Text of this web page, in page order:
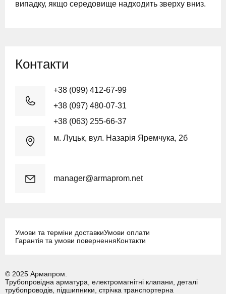
випадку, якщо середовище надходить зверху вниз.
Контакти
+38 (099) 412-67-99
+38 (097) 480-07-31
+38 (063) 255-66-37
м. Луцьк, вул. Назарія Яремчука, 2б
manager@armaprom.net
Умови та терміни доставкиУмови оплати
Гарантія та умови поверненняКонтакти
© 2025 Армапром.
Трубопровідна арматура, електромагнітні клапани, деталі
трубопроводів, підшипники, стрічка транспортерна